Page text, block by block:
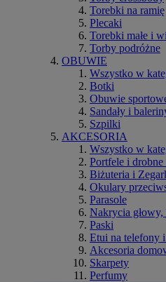
Torebki na ramię
Plecaki
Torebki małe i
Torby podróżne
OBUWIE
Wszystko w
Botki
Obuwie
Sandały i
Szpilki
AKCESORIA
Wszystko w
Portfele i drobne
Biżuteria i
Okulary
Parasole
Nakrycia
Paski
Etui na telefony
Akcesoria
Skarpety
Perfumy